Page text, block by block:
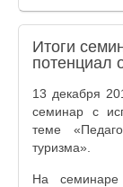
Итоги
потенциал
13 декабря
семинар с
теме
туризма».
На семинаре